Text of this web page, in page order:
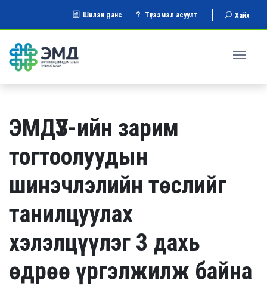
Шилэн данс Түгээмэл асуулт Хайх
ЭМДҮЗ-ийн зарим
тогтоолуудын
шинэчлэлийн төслийг
танилцуулах
хэлэлцүүлэг 3 дахь
өдрөө үргэлжилж байна